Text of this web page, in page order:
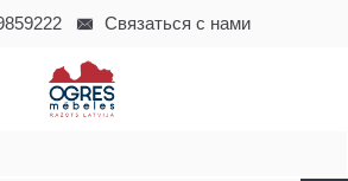
Связаться с нами